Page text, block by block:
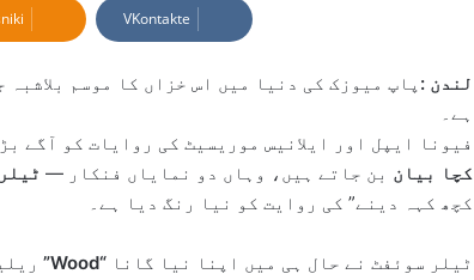
n
VKontakte
لندن : پاپ میوزک کی دنیا میں اس خزاں کا موسم
ہے۔
فیونا ایپل اور ایلانیس موریسیٹ کی روایات کو آگے
کچا بیان بن جاتے ہیں، وہاں دو نمایاں فنکار —
کچھ کہہ دینے” کی روایت کو نیا رنگ دیا ہے۔
ٹیلر سوئفٹ نے حال ہی میں اپنا نیا گانا “Wood”